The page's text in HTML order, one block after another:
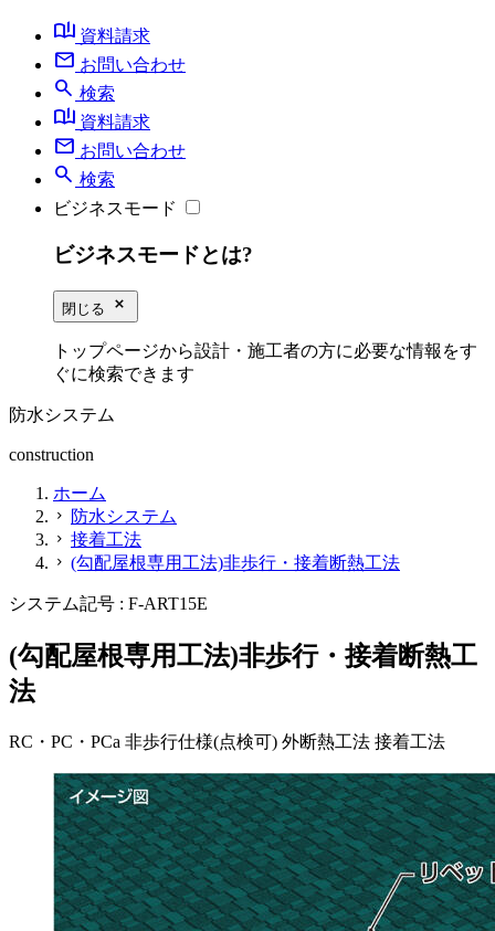
book_ribbon 資料請求
mail お問い合わせ
search 検索
book_ribbon 資料請求
mail お問い合わせ
search 検索
ビジネスモード
ビジネスモードとは?
閉じる close_small
トップページから設計・施工者の方に必要な情報をす
ぐに検索できます
防水システム
construction
ホーム
chevron_right 防水システム
chevron_right 接着工法
chevron_right (勾配屋根専用工法)非歩行・接着断熱工法
システム記号 : F-ART15E
(勾配屋根専用工法)非歩行・接着断熱工
法
RC・PC・PCa 非歩行仕様(点検可) 外断熱工法 接着工法